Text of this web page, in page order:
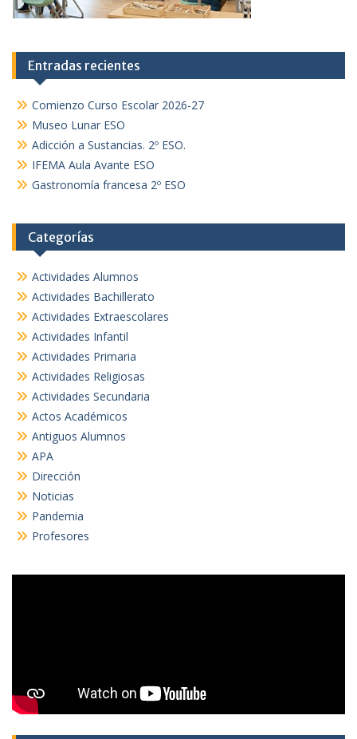
Entradas recientes
Comienzo Curso Escolar 2026-27
Museo Lunar ESO
Adicción a Sustancias. 2º ESO.
IFEMA Aula Avante ESO
Gastronomía francesa 2º ESO
Categorías
Actividades Alumnos
Actividades Bachillerato
Actividades Extraescolares
Actividades Infantil
Actividades Primaria
Actividades Religiosas
Actividades Secundaria
Actos Académicos
Antiguos Alumnos
APA
Dirección
Noticias
Pandemia
Profesores